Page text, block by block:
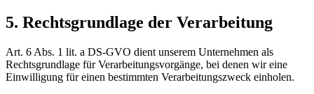
5. Rechtsgrundlage der Verarbeitung
Art. 6 Abs. 1 lit. a DS-GVO dient unserem Unternehmen als
Rechtsgrundlage für Verarbeitungsvorgänge, bei denen wir eine
Einwilligung für einen bestimmten Verarbeitungszweck einholen.